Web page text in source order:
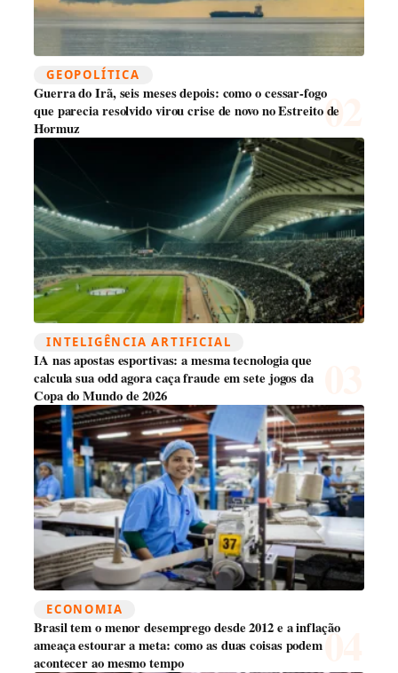
GEOPOLÍTICA
Guerra do Irã, seis meses depois: como o cessar-fogo
que parecia resolvido virou crise de novo no Estreito de
Hormuz
INTELIGÊNCIA ARTIFICIAL
IA nas apostas esportivas: a mesma tecnologia que
calcula sua odd agora caça fraude em sete jogos da
Copa do Mundo de 2026
ECONOMIA
Brasil tem o menor desemprego desde 2012 e a inflação
ameaça estourar a meta: como as duas coisas podem
acontecer ao mesmo tempo